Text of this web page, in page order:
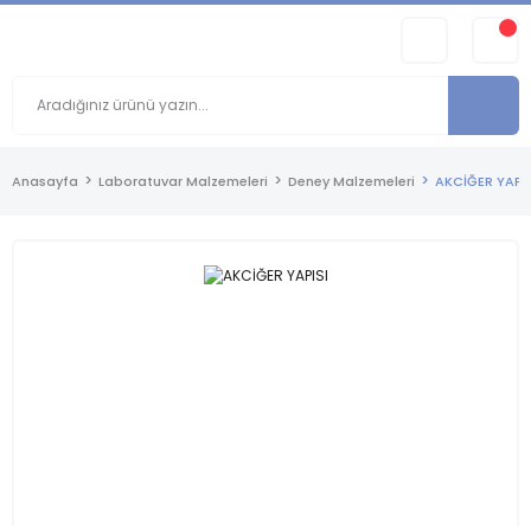
Anasayfa Laboratuvar Malzemeleri Deney Malzemeleri AKCİĞER